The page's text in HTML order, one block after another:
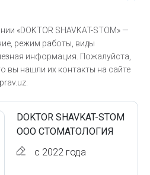
«DOKTOR SHAVKAT-STOM» —
режим работы, виды
информация. Пожалуйста,
вы нашли их контакты на сайте
DOKTOR SHAVKAT-STOM
ООО СТОМАТОЛОГИЯ
с 2022 года